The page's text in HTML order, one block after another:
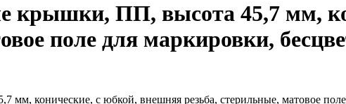
крышки, ПП, высота 45,7 мм,
поле для маркировки,